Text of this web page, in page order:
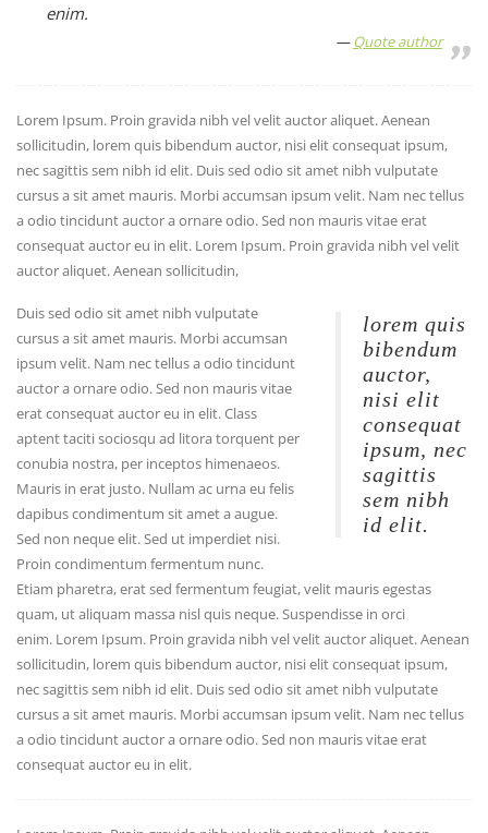
enim.
Quote author
Lorem Ipsum. Proin gravida nibh vel velit auctor aliquet. Aenean
sollicitudin, lorem quis bibendum auctor, nisi elit consequat ipsum,
nec sagittis sem nibh id elit. Duis sed odio sit amet nibh vulputate
cursus a sit amet mauris. Morbi accumsan ipsum velit. Nam nec tellus
a odio tincidunt auctor a ornare odio. Sed non mauris vitae erat
consequat auctor eu in elit. Lorem Ipsum. Proin gravida nibh vel velit
auctor aliquet. Aenean sollicitudin,
lorem quis
bibendum
auctor,
nisi elit
consequat
ipsum, nec
sagittis
sem nibh
id elit.
Duis sed odio sit amet nibh vulputate
cursus a sit amet mauris. Morbi accumsan
ipsum velit. Nam nec tellus a odio tincidunt
auctor a ornare odio. Sed non mauris vitae
erat consequat auctor eu in elit. Class
aptent taciti sociosqu ad litora torquent per
conubia nostra, per inceptos himenaeos.
Mauris in erat justo. Nullam ac urna eu felis
dapibus condimentum sit amet a augue.
Sed non neque elit. Sed ut imperdiet nisi.
Proin condimentum fermentum nunc.
Etiam pharetra, erat sed fermentum feugiat, velit mauris egestas
quam, ut aliquam massa nisl quis neque. Suspendisse in orci
enim. Lorem Ipsum. Proin gravida nibh vel velit auctor aliquet. Aenean
sollicitudin, lorem quis bibendum auctor, nisi elit consequat ipsum,
nec sagittis sem nibh id elit. Duis sed odio sit amet nibh vulputate
cursus a sit amet mauris. Morbi accumsan ipsum velit. Nam nec tellus
a odio tincidunt auctor a ornare odio. Sed non mauris vitae erat
consequat auctor eu in elit.